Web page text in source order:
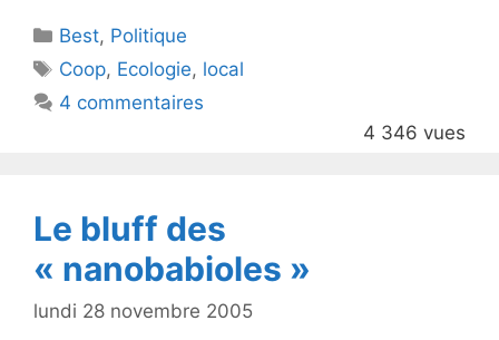
er e
b
o
Catégories
Best, Politique
Étiquettes
Coop, Ecologie, local
4 commentaires
4 346 vues
Le bluff des
« nanobabioles »
lundi 28 novembre 2005